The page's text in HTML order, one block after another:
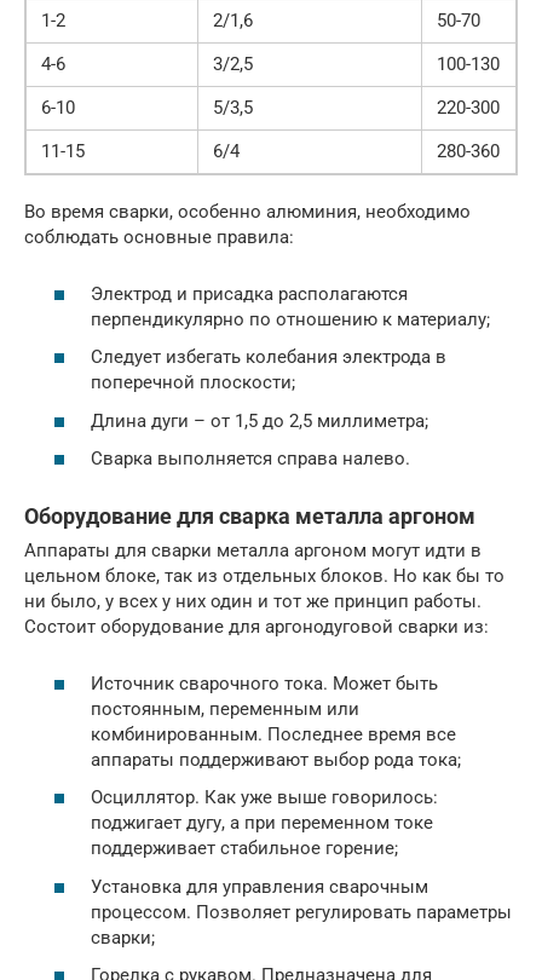
1-2
2/1,6
50-70
4-6
3/2,5
100-130
6-10
5/3,5
220-300
11-15
6/4 280-360
Во время сварки, особенно алюминия, необходимо
соблюдать основные правила:
Электрод и присадка располагаются
перпендикулярно по отношению к материалу;
Следует избегать колебания электрода в
поперечной плоскости;
Длина дуги – от 1,5 до 2,5 миллиметра;
Сварка выполняется справа налево.
Оборудование для сварка металла аргоном
Аппараты для сварки металла аргоном могут идти в
цельном блоке, так из отдельных блоков. Но как бы то
ни было, у всех у них один и тот же принцип работы.
Состоит оборудование для аргонодуговой сварки из:
Источник сварочного тока. Может быть
постоянным, переменным или
комбинированным. Последнее время все
аппараты поддерживают выбор рода тока;
Осциллятор. Как уже выше говорилось:
поджигает дугу, а при переменном токе
поддерживает стабильное горение;
Установка для управления сварочным
процессом. Позволяет регулировать параметры
сварки;
Горелка с рукавом. Предназначена для